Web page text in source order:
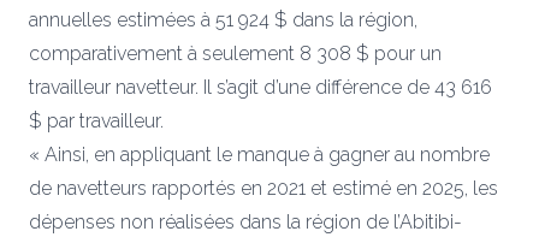
annuelles estimées à 51 924 $ dans la région,
comparativement à seulement 8 308 $ pour un
travailleur navetteur. Il s’agit d’une différence de 43 616
$ par travailleur.
« Ainsi, en appliquant le manque à gagner au nombre
de navetteurs rapportés en 2021 et estimé en 2025, les
dépenses non réalisées dans la région de l’Abitibi-